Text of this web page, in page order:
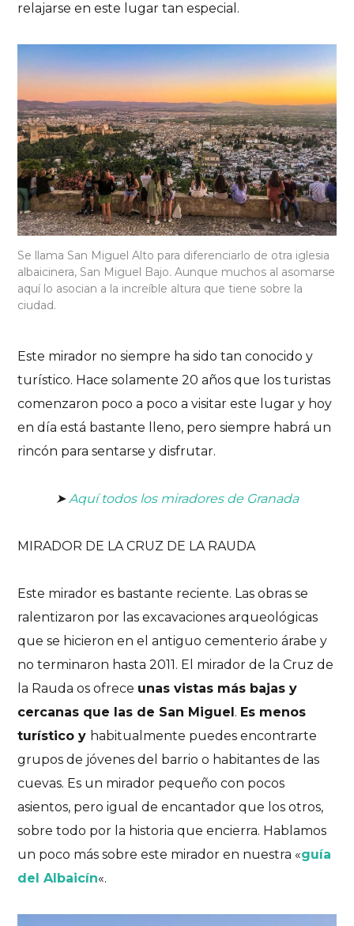
relajarse en este lugar tan especial.
Se llama San Miguel Alto para diferenciarlo de otra iglesia
albaicinera, San Miguel Bajo. Aunque muchos al asomarse
aquí lo asocian a la increíble altura que tiene sobre la
ciudad.
Este mirador no siempre ha sido tan conocido y
turístico. Hace solamente 20 años que los turistas
comenzaron poco a poco a visitar este lugar y hoy
en día está bastante lleno, pero siempre habrá un
rincón para sentarse y disfrutar.
➤Aquí todos los miradores de Granada
MIRADOR DE LA CRUZ DE LA RAUDA
Este mirador es bastante reciente. Las obras se
ralentizaron por las excavaciones arqueológicas
que se hicieron en el antiguo cementerio árabe y
no terminaron hasta 2011. El mirador de la Cruz de
la Rauda os ofrece unas vistas más bajas y
cercanas que las de San Miguel. Es menos
turístico y habitualmente puedes encontrarte
grupos de jóvenes del barrio o habitantes de las
cuevas. Es un mirador pequeño con pocos
asientos, pero igual de encantador que los otros,
sobre todo por la historia que encierra. Hablamos
un poco más sobre este mirador en nuestra «guía
del Albaicín«.